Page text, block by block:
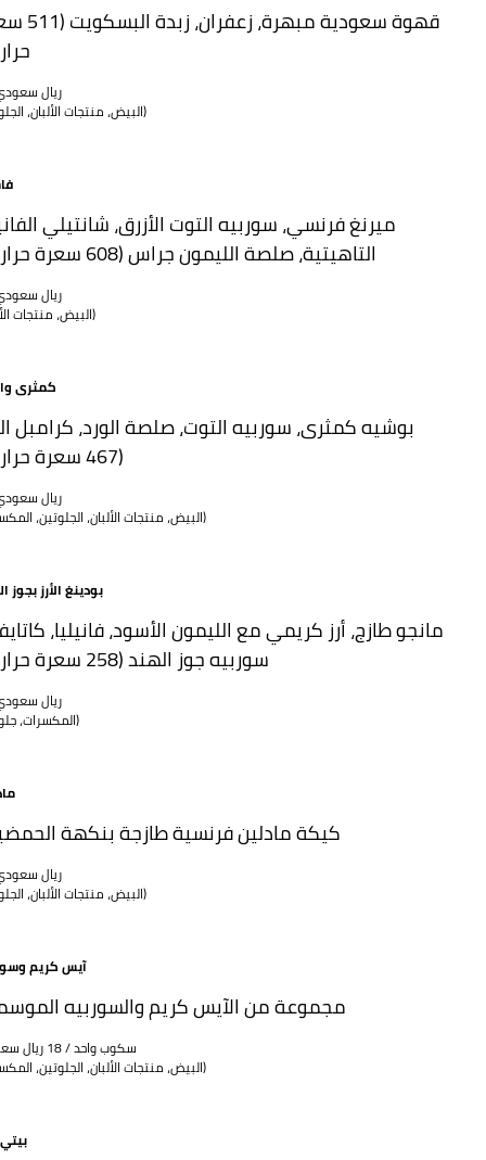
قهوة سعودية
65 ريال
(البيض، منتجات الألبان، الجلوتين)
ميرنغ فرنسي، سوربيه التوت الأزرق، شانتيلي
التاهيتية، صلصة الليمون جراس (608 سعرة حرارية)
65 ريال
(البيض، منتجات الألبان)
كمثرى
بوشيه كمثرى، سوربيه التوت، صلصة الورد، كرامبل
(467 سعرة حرارية)
70 ريال
(البيض، منتجات الألبان، الجلوتين، المكسرات)
بودينغ الأرز بجوز
مانجو طازج، أرز كريمي مع الليمون الأسود، فانيليا،
سوربيه جوز الهند (258 سعرة حرارية)
65 ريال
(المكسرات، جلوتين)
كيكة مادلين فرنسية طازجة بنكهة
55 ريال
(البيض، منتجات الألبان، الجلوتين)
آيس كريم
مجموعة من الآيس كريم والسوربيه
سكوب واحد / 18 ريال سعودي
(البيض، منتجات الألبان، الجلوتين، المكسرات)